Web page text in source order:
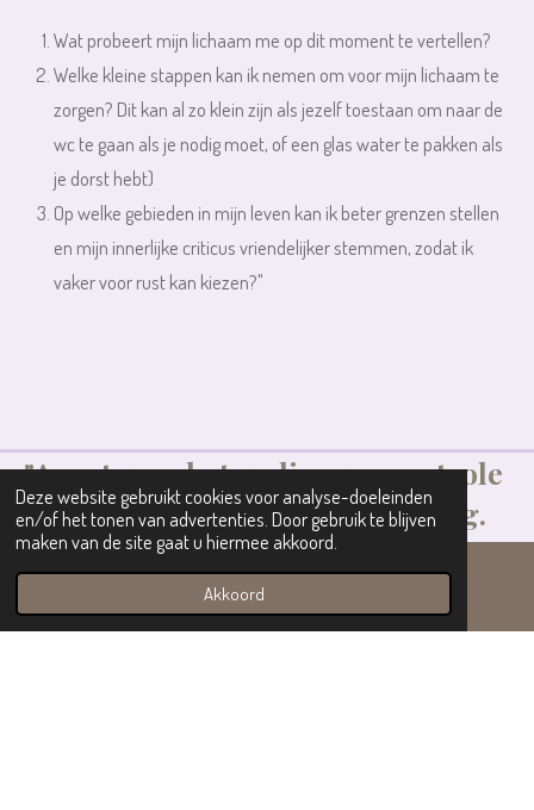
Deze website gebruikt cookies voor analyse-doeleinden
en/of het tonen van advertenties. Door gebruik te blijven
maken van de site gaat u hiermee akkoord.
Akkoord
Wat probeert mijn lichaam me op dit moment te vertellen?
Welke kleine stappen kan ik nemen om voor mijn lichaam te
zorgen? Dit kan al zo klein zijn als jezelf toestaan om naar de
wc te gaan als je nodig moet, of een glas water te pakken als
je dorst hebt)
Op welke gebieden in mijn leven kan ik beter grenzen stellen
en mijn innerlijke criticus vriendelijker stemmen, zodat ik
vaker voor rust kan kiezen?"
"Angst voor het verlies van controle
kan ons weerhouden van zelfzorg.
Als we onze behoeften negeren,
ontdekken we pas hoe uitgeput we
zijn. Laten we wat meer tijd voor